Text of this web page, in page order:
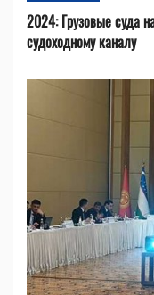
2024: Грузовые суда
судоходному каналу